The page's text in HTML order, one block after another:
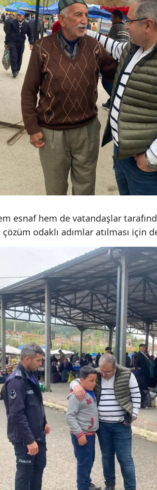
esnaf hem de vatandaşlar
odaklı adımlar atılması için